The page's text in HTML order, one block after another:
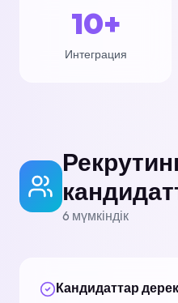
10+
Интеграция
6 мүмкіндік
Кандидаттар